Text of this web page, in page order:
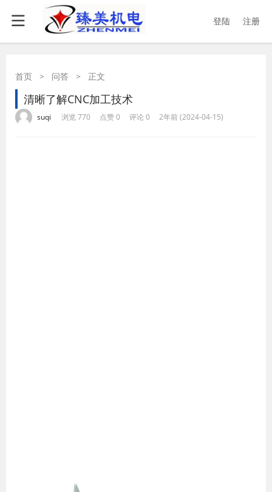
登陆 注册
首页 > 问答 > 正文
清晰了解CNC加工技术
suqi 浏览 770 点赞 0 评论 0 2年前 (2024-04-15)